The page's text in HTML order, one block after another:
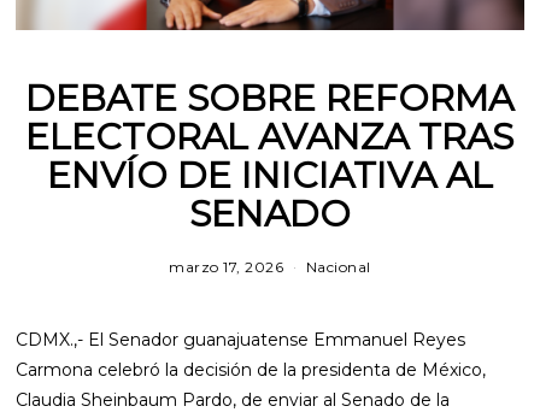
DEBATE SOBRE REFORMA
ELECTORAL AVANZA TRAS
ENVÍO DE INICIATIVA AL
SENADO
marzo 17, 2026 m
o
1
,
Nacional
CDMX.,- El Senador guanajuatense Emmanuel Reyes
Carmona celebró la decisión de la presidenta de México,
Claudia Sheinbaum Pardo, de enviar al Senado de la